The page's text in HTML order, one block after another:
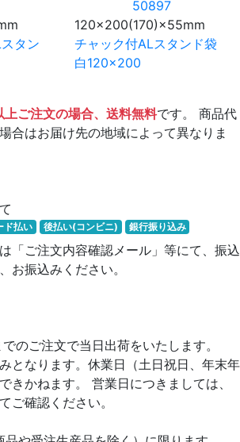
タン
50897
120×200(170)×55mm
チャック付ALスタンド袋
白120×200
ご注文の場合、送料無料です。 商品代
合はお届け先の地域によって異なりま
ド払い 後払い(コンビニ) 銀行振り込み
「ご注文内容確認メール」等にて、振込
お振込みください。
のご注文で当日出荷をいたします。
となります。休業日（土日祝日、年末年
きかねます。 営業日につきましては、
ご確認ください。